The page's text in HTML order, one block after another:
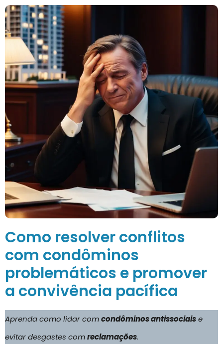
Como resolver conflitos
com condôminos
problemáticos e promover
a convivência pacífica
Aprenda como lidar comcondôminos antissociaise
evitar desgastes comreclamações.